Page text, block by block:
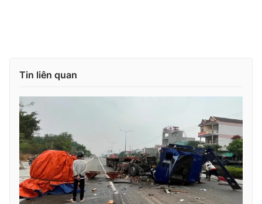
Tư vấn
Chuyên mục khác
Emagazine
Photo Infographic
Video Shorts video
Tin liên quan